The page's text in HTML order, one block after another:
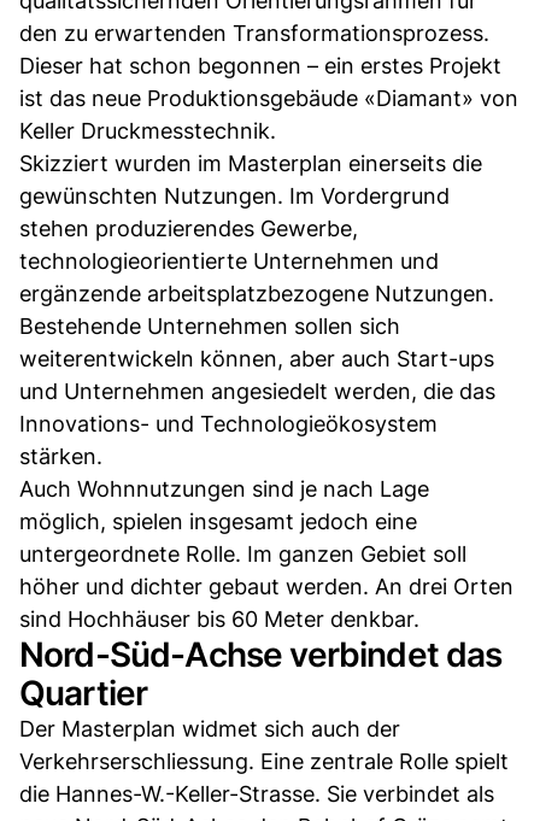
den zu erwartenden Transformationsprozess.
Dieser hat schon begonnen – ein erstes Projekt
ist das neue Produktionsgebäude «Diamant» von
Keller Druckmesstechnik.
Skizziert wurden im Masterplan einerseits die
gewünschten Nutzungen. Im Vordergrund
stehen produzierendes Gewerbe,
technologieorientierte Unternehmen und
ergänzende arbeitsplatzbezogene Nutzungen.
Bestehende Unternehmen sollen sich
weiterentwickeln können, aber auch Start-ups
und Unternehmen angesiedelt werden, die das
Innovations- und Technologieökosystem
stärken.
Auch Wohnnutzungen sind je nach Lage
möglich, spielen insgesamt jedoch eine
untergeordnete Rolle. Im ganzen Gebiet soll
höher und dichter gebaut werden. An drei Orten
sind Hochhäuser bis 60 Meter denkbar.
Nord-Süd-Achse verbindet das
Quartier
Der Masterplan widmet sich auch der
Verkehrserschliessung. Eine zentrale Rolle spielt
die Hannes-W.-Keller-Strasse. Sie verbindet als